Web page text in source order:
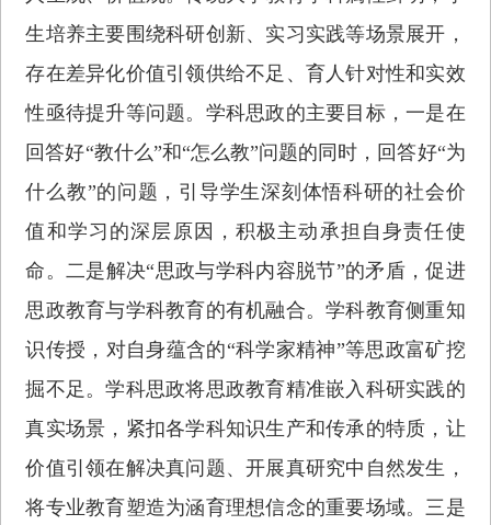
生培养主要围绕科研创新、实习实践等场景展开，
存在差异化价值引领供给不足、育人针对性和实效
性亟待提升等问题。学科思政的主要目标，一是在
回答好“教什么”和“怎么教”问题的同时，回答好“为
什么教”的问题，引导学生深刻体悟科研的社会价
值和学习的深层原因，积极主动承担自身责任使
命。二是解决“思政与学科内容脱节”的矛盾，促进
思政教育与学科教育的有机融合。学科教育侧重知
识传授，对自身蕴含的“科学家精神”等思政富矿挖
掘不足。学科思政将思政教育精准嵌入科研实践的
真实场景，紧扣各学科知识生产和传承的特质，让
价值引领在解决真问题、开展真研究中自然发生，
将专业教育塑造为涵育理想信念的重要场域。三是